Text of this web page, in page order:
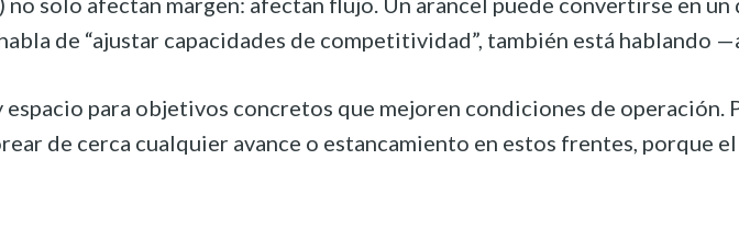
de “ajustar capacidades de competitividad”, también está
espacio para objetivos concretos que mejoren condiciones de
de cerca cualquier avance o estancamiento en estos frentes,